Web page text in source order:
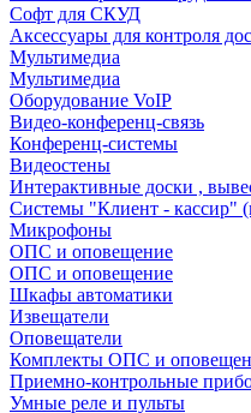
Софт для СКУД
Аксессуары для контроля
Мультимедиа
Мультимедиа
Оборудование VoIP
Видео-конференц-связь
Конференц-системы
Видеостены
Интерактивные доски ,
Системы "Клиент - кассир"
Микрофоны
ОПС и оповещение
ОПС и оповещение
Шкафы автоматики
Извещатели
Оповещатели
Комплекты ОПС и
Приемно-контрольные
Умные реле и пульты